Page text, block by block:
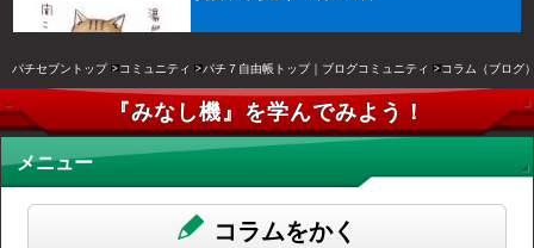
パチセブントップ コミュニティ パチ７自由帳トップ｜ブログコミュニティ コラム（ブログ
『みなし機』を学んでみよう！
メニュー
コラムをかく